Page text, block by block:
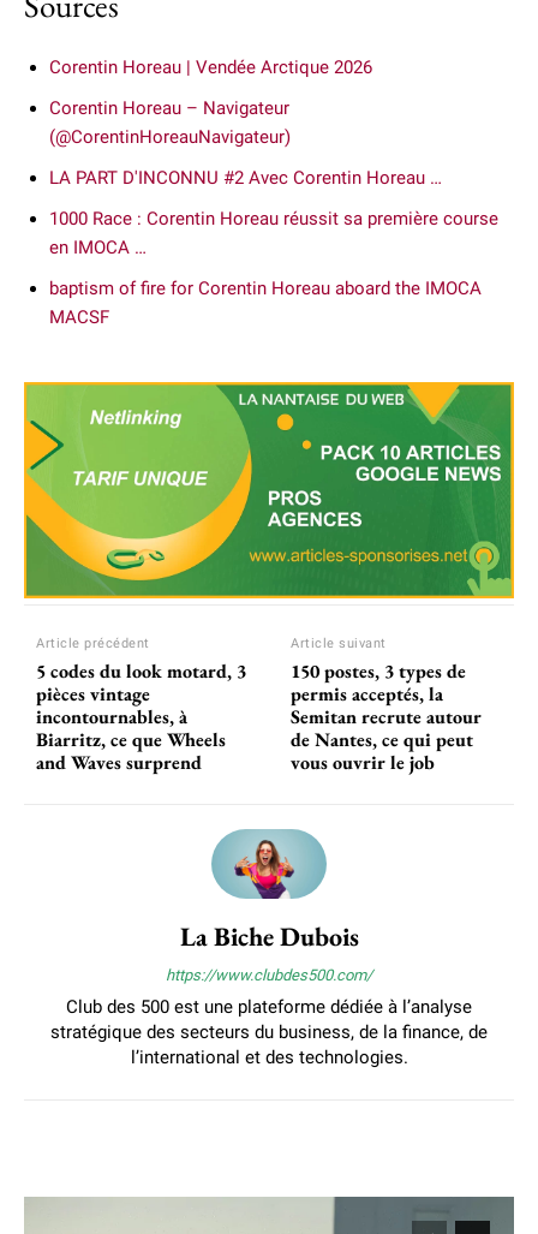
Corentin Horeau | Vendée Arctique 2026
Corentin Horeau – Navigateur
(@CorentinHoreauNavigateur)
LA PART D'INCONNU #2 Avec Corentin Horeau …
1000 Race : Corentin Horeau réussit sa première course
en IMOCA …
baptism of fire for Corentin Horeau aboard the IMOCA
MACSF
Article précédent
5 codes du look motard, 3
pièces vintage
incontournables, à
Biarritz, ce que Wheels
and Waves surprend
Article suivant
150 postes, 3 types de
permis acceptés, la
Semitan recrute autour
de Nantes, ce qui peut
vous ouvrir le job
La Biche Dubois
https://www.clubdes500.com/
Club des 500 est une plateforme dédiée à l’analyse
stratégique des secteurs du business, de la finance, de
l’international et des technologies.